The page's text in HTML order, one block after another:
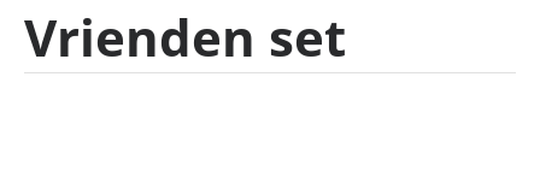
Vrienden set